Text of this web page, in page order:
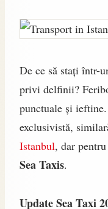
De ce să stați într-
privi delfinii?
punctuale și
exclusivistă,
Istanbul, dar
Sea Taxis.
Update Sea Taxi